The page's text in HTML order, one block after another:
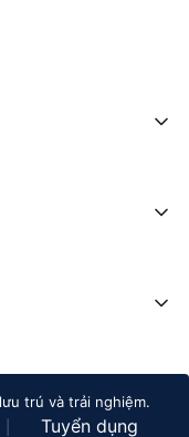
trú và trải nghiệm.
Tuyển dụng